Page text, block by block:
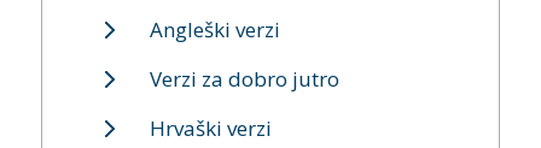
Angleški verzi
Verzi za dobro jutro
Hrvaški verzi